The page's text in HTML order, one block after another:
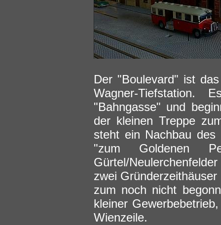
Der "Boulevard" ist
Wagner-Tiefstation.
"Bahngasse" und
der kleinen Treppe
steht ein Nachbau
"zum Goldenen
Gürtel/
zwei
zum noch nicht
kleiner
Wienzeile.